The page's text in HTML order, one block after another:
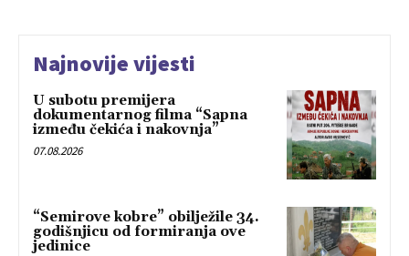
Najnovije vijesti
U subotu premijera
dokumentarnog filma “Sapna
između čekića i nakovnja”
07.08.2026
“Semirove kobre” obilježile 34.
godišnjicu od formiranja ove
jedinice